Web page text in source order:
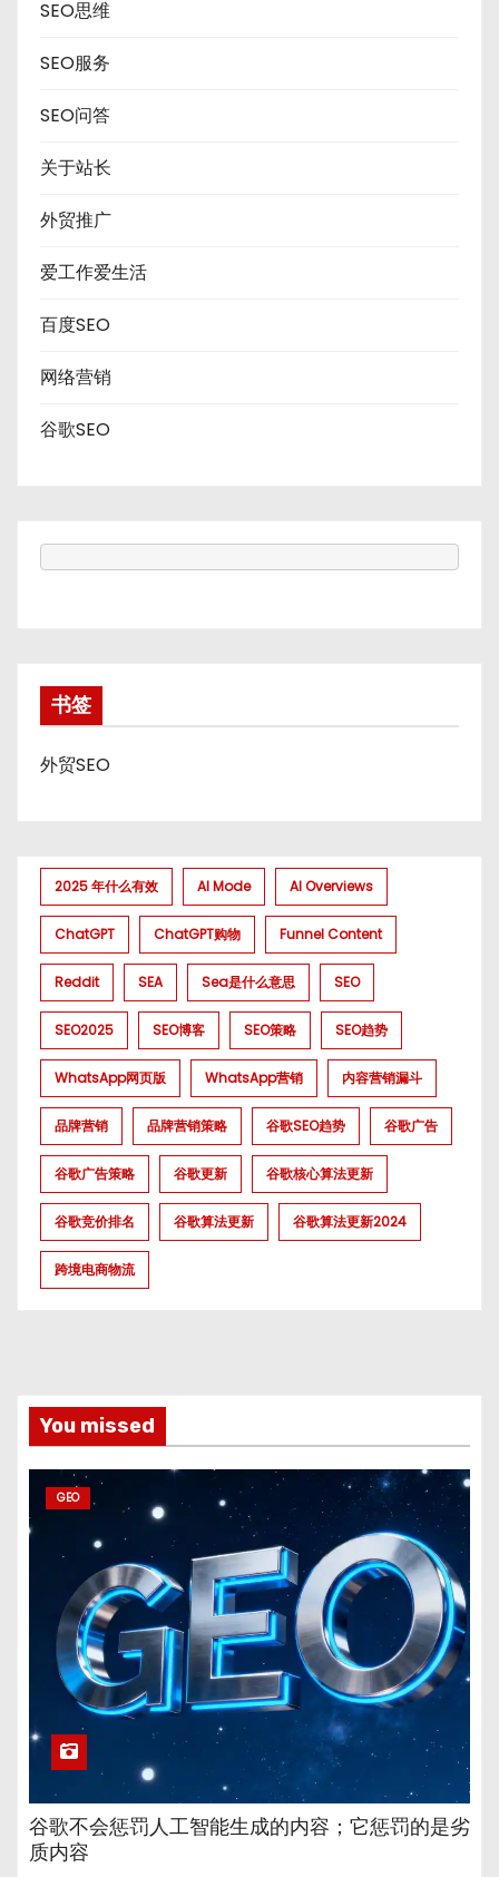
SEO思维
SEO服务
SEO问答
关于站长
外贸推广
爱工作爱生活
百度SEO
网络营销
谷歌SEO
书签
外贸SEO
2025 年什么有效 AI Mode AI Overviews
ChatGPT ChatGPT购物 Funnel Content
Reddit SEA Sea是什么意思 SEO
SEO2025 SEO博客 SEO策略 SEO趋势
WhatsApp网页版 WhatsApp营销 内容营销漏斗
品牌营销 品牌营销策略 谷歌SEO趋势 谷歌广告
谷歌广告策略 谷歌更新 谷歌核心算法更新
谷歌竞价排名 谷歌算法更新 谷歌算法更新2024
跨境电商物流
You missed
GEO
谷歌不会惩罚人工智能生成的内容；它惩罚的是劣
质内容